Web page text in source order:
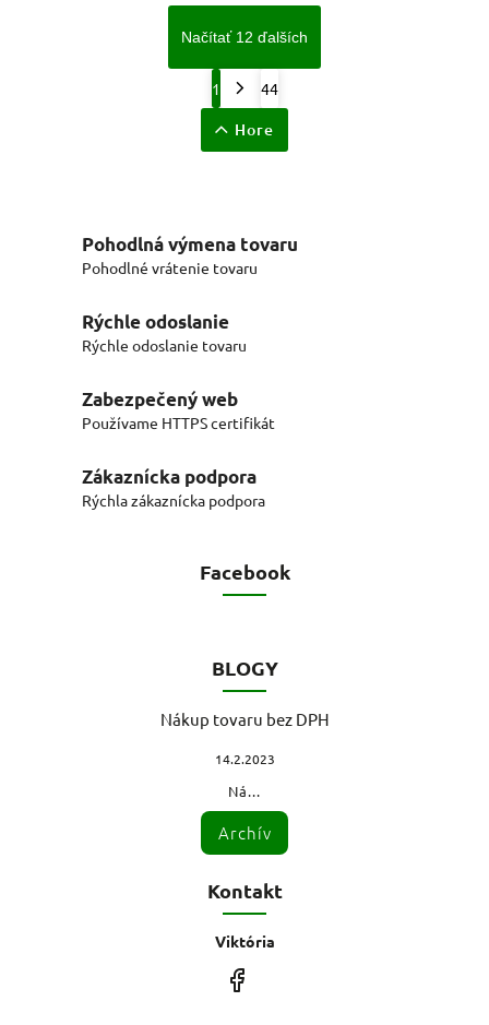
Načítať 12 ďalších
1 44
Hore
Pohodlná výmena tovaru
Pohodlné vrátenie tovaru
Rýchle odoslanie
Rýchle odoslanie tovaru
Zabezpečený web
Používame HTTPS certifikát
Zákaznícka podpora
Rýchla zákaznícka podpora
Facebook
BLOGY
Nákup tovaru bez DPH
14.2.2023
Ná...
Archív
Kontakt
Viktória